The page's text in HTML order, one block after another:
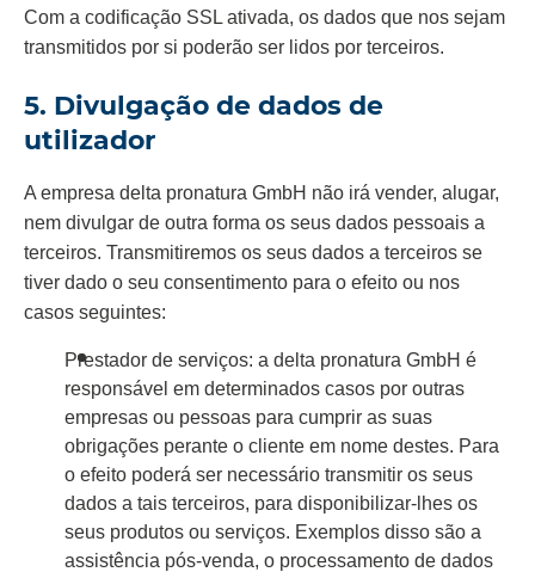
Com a codificação SSL ativada, os dados que nos sejam
transmitidos por si poderão ser lidos por terceiros.
5. Divulgação de dados de
utilizador
A empresa delta pronatura GmbH não irá vender, alugar,
nem divulgar de outra forma os seus dados pessoais a
terceiros. Transmitiremos os seus dados a terceiros se
tiver dado o seu consentimento para o efeito ou nos
casos seguintes:
Prestador de serviços: a delta pronatura GmbH é
responsável em determinados casos por outras
empresas ou pessoas para cumprir as suas
obrigações perante o cliente em nome destes. Para
o efeito poderá ser necessário transmitir os seus
dados a tais terceiros, para disponibilizar-lhes os
seus produtos ou serviços. Exemplos disso são a
assistência pós-venda, o processamento de dados